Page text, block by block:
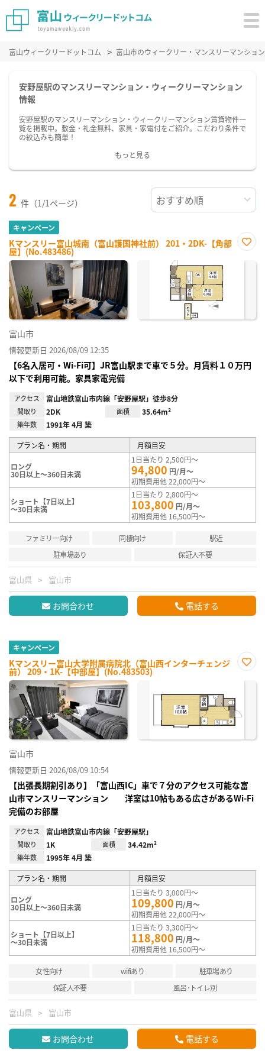
富山ウィークリードットコム 富山市のウィークリー・マンスリーマンショ
安野屋駅のマンスリーマンション・ウィークリーマンション
情報
安野屋駅のマンスリーマンション・ウィークリーマンション賃貸物件一
覧を掲載中。敷金・礼金無料、家具・家電付をご紹介。こだわり条件で
の絞込みも簡単！
もっと見る
2 件（1/1ページ）
キャンペーン
Kマンスリー富山城南（富山護国神社前） 201・2DK-【角部
屋】(No.483486)
に入
富山市
情報更新日 2026/08/09 12:35
【6名入居可・Wi-Fi可】JR富山駅まで車で５分。月賃料１０万円
以下で利用可能。家具家電完備
アクセス 富山地鉄富山市内線「安野屋駅」徒歩8分
間取り 2DK 面積 35.64m²
築年数 1991年 4月 築
プラン名・期間 月額目安
ロング
30日以上～360日未満
1日当たり 2,500円～
94,800 円/月～
初期費用他 22,000円～
ショート【7日以上】
～30日未満
1日当たり 2,800円～
103,800 円/月～
初期費用他 16,500円～
ファミリー向け 同棲向け
駅近
駐車場あり
保証人不要
富山県 富山市
お問合わせ 電話する
キャンペーン
Kマンスリー富山大学附属病院北（富山西インターチェンジ
前） 209・1K-【中部屋】(No.483503)
に入
富山市
情報更新日 2026/08/09 10:54
【出張長期割引あり】「富山西IC」車で７分のアクセス可能な富
山市マンスリーマンション 洋室は10帖もある広さがあるWi-Fi
完備のお部屋
アクセス 富山地鉄富山市内線「安野屋駅」
間取り 1K 面積 34.42m²
築年数 1995年 4月 築
プラン名・期間 月額目安
ロング
30日以上～360日未満
1日当たり 3,000円～
109,800 円/月～
初期費用他 22,000円～
ショート【7日以上】
～30日未満
1日当たり 3,300円～
118,800 円/月～
初期費用他 16,500円～
女性向け wifiあり
駐車場あり
保証人不要
風呂･トイレ別
富山県 富山市
お問合わせ 電話する